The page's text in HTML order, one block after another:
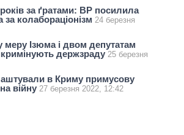
за ґратами: ВР посилила
за колабораціонізм 24 березня
Ізюма і двом депутатам
держзраду 25 березня
в Криму примусову
війну 27 березня 2022, 12:42